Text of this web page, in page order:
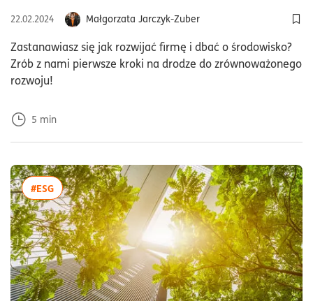
22.02.2024
Małgorzata Jarczyk-Zuber
Zastanawiasz się jak rozwijać firmę i dbać o środowisko?
Zrób z nami pierwsze kroki na drodze do zrównoważonego
rozwoju!
5 min
#ESGwięcej artykułów z tagiem:#ESG